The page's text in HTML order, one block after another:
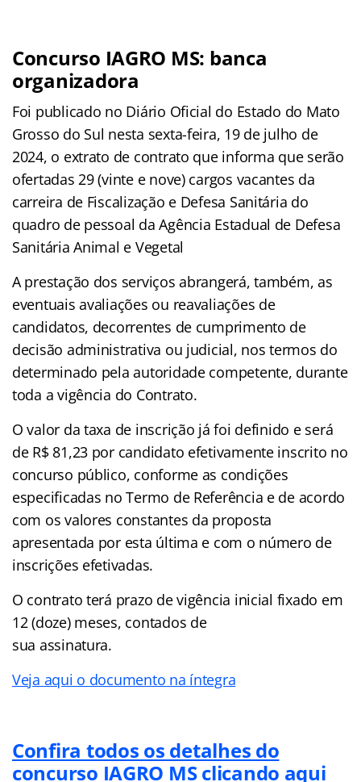
Concurso IAGRO MS: banca
organizadora
Foi publicado no Diário Oficial do Estado do Mato
Grosso do Sul nesta sexta-feira, 19 de julho de
2024, o extrato de contrato que informa que serão
ofertadas 29 (vinte e nove) cargos vacantes da
carreira de Fiscalização e Defesa Sanitária do
quadro de pessoal da Agência Estadual de Defesa
Sanitária Animal e Vegetal
A prestação dos serviços abrangerá, também, as
eventuais avaliações ou reavaliações de
candidatos, decorrentes de cumprimento de
decisão administrativa ou judicial, nos termos do
determinado pela autoridade competente, durante
toda a vigência do Contrato.
O valor da taxa de inscrição já foi definido e será
de R$ 81,23 por candidato efetivamente inscrito no
concurso público, conforme as condições
especificadas no Termo de Referência e de acordo
com os valores constantes da proposta
apresentada por esta última e com o número de
inscrições efetivadas.
O contrato terá prazo de vigência inicial fixado em
12 (doze) meses, contados de
sua assinatura.
Veja aqui o documento na íntegra
Confira todos os detalhes do
concurso IAGRO MS clicando aqui